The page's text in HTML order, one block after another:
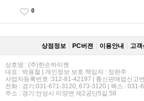
0
상점정보 PC버젼 이용안내 고객
상호명 : (주)한손하이젠
대표 : 박용철 | 개인정보 보호 책임자 : 장완주
사업자등록번호 :312-81-42197 | 통신판매업신고
전화 : 경기:031-671-3120, 673-3120 | 팩스 : 031-
주소 : 경기:안성시 미양면 제2공단5길 58